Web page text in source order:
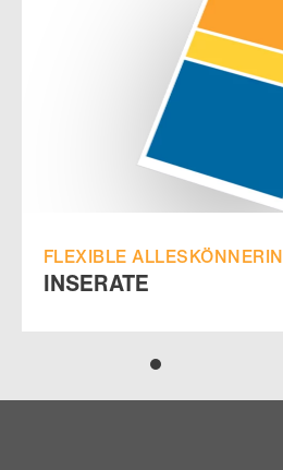
FLEXIBLE ALLESKÖNNERIN
INSERATE